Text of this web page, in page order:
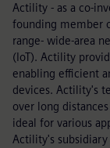
Actility - as a co-
founding member
range- wide-area
(IoT). Actility
enabling efficient
devices. Actility's
over long
ideal for various
Actility's